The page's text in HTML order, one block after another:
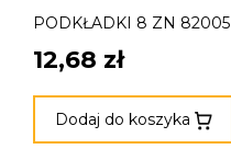
PODKŁADKI 8 ZN 82005
12,68 zł
Dodaj do koszyka